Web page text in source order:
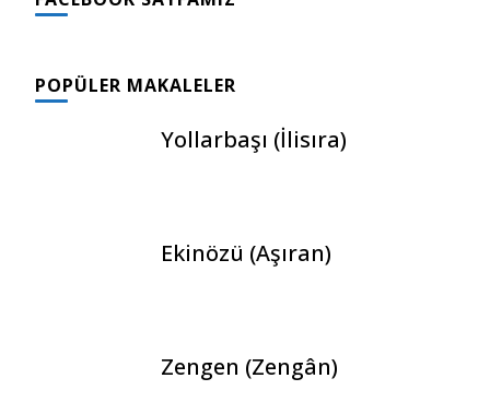
POPÜLER MAKALELER
Yollarbaşı (İlisıra)
Ekinözü (Aşıran)
Zengen (Zengân)